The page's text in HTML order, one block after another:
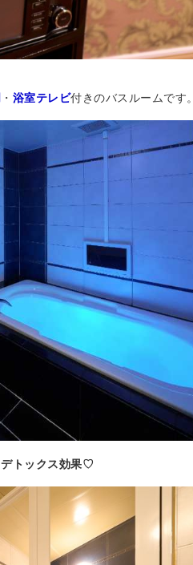
・ 浴室テレビ付きのバスルームです。
デトックス効果♡